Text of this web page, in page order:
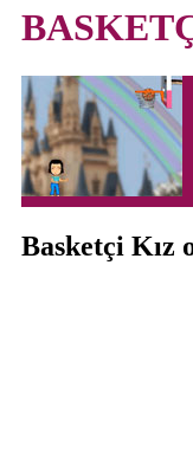
Basketçi Kız